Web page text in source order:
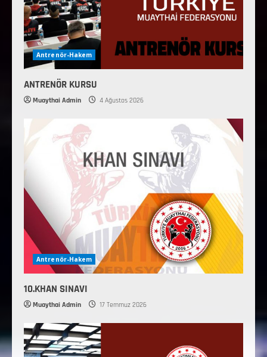
Antrenör-Hakem
ANTRENÖR KURSU
Muaythai Admin 4 Ağustos 2026
Antrenör-Hakem
10.KHAN SINAVI
Muaythai Admin 17 Temmuz 2026